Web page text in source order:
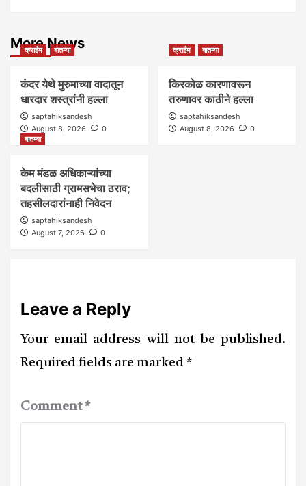
More News
क्राईम बातम्या
कंदर येथे मुरुमाच्या वादातून
धारदार शस्त्रांनी हल्ला
saptahiksandesh
August 8, 2026
0
क्राईम बातम्या
किरकोळ कारणावरून
तरुणावर काठीने हल्ला
saptahiksandesh
August 8, 2026
0
बातम्या
केम मंडळ अधिकाऱ्यांच्या
बदलीसाठी ग्रामसभेचा ठराव;
तहसीलदारांनाही निवेदन
saptahiksandesh
August 7, 2026
0
Leave a Reply
Your email address will not be published.
Required fields are marked *
Comment*